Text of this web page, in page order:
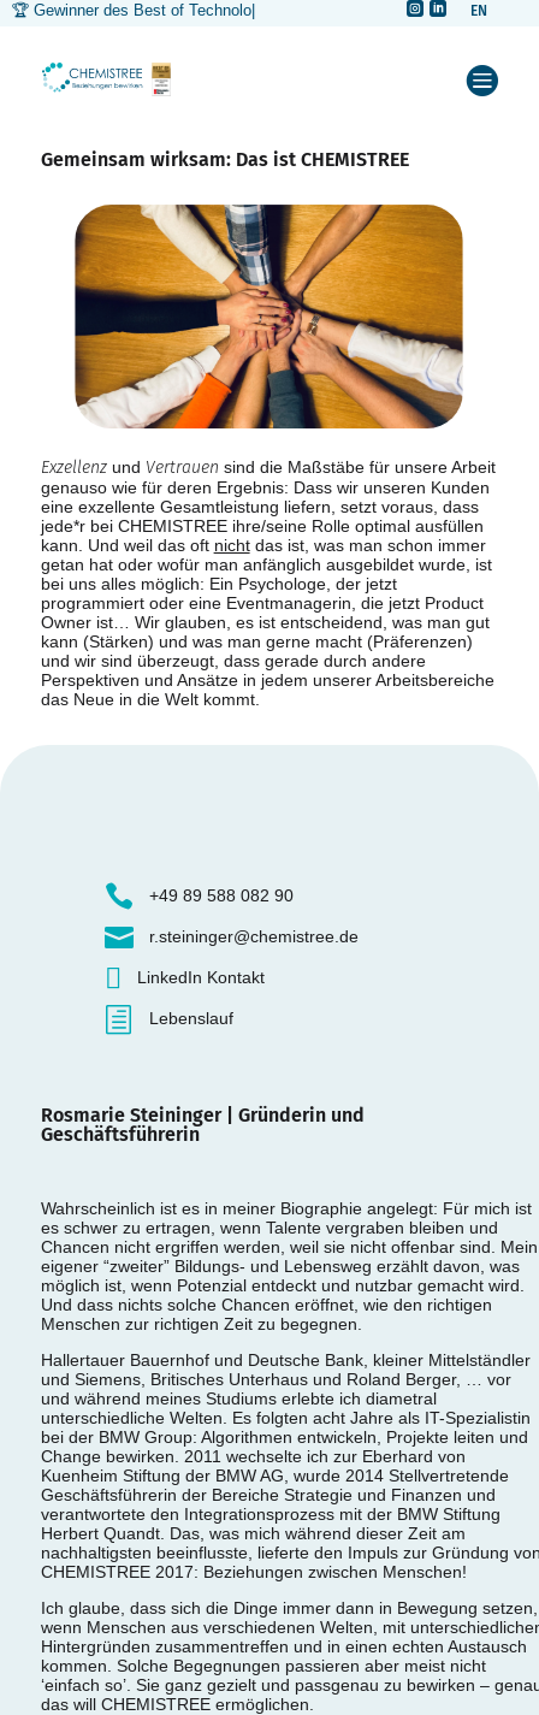
🏆 Gewinner des Best of Technology   EN


Gemeinsam wirksam: Das ist CHEMISTREE
Exzellenzund Vertrauen sind die Maßstäbe für unsere Arbeit
genauso wie für deren Ergebnis: Dass wir unseren Kunden
eine exzellente Gesamtleistung liefern, setzt voraus, dass
jede*r bei CHEMISTREE ihre/seine Rolle optimal ausfüllen
kann. Und weil das oft nichtdas ist, was man schon immer
getan hat oder wofür man anfänglich ausgebildet wurde, ist
bei uns alles möglich: Ein Psychologe, der jetzt
programmiert oder eine Eventmanagerin, die jetzt Product
Owner ist… Wir glauben, es ist entscheidend, was man gut
kann (Stärken) und was man gerne macht (Präferenzen)
und wir sind überzeugt, dass gerade durch andere
Perspektiven und Ansätze in jedem unserer Arbeitsbereiche
das Neue in die Welt kommt.
 ‎ ‎ ‎+49 89 588 082 90
 ‎ ‎ ‎r.steininger@chemistree.de
 ‎ ‎ LinkedIn Kontakt
h ‎ ‎ Lebenslauf
Rosmarie Steininger | Gründerin und
Geschäftsführerin
Wahrscheinlich ist es in meiner Biographie angelegt: Für mich ist
es schwer zu ertragen, wenn Talente vergraben bleiben und
Chancen nicht ergriffen werden, weil sie nicht offenbar sind. Mein
eigener “zweiter” Bildungs- und Lebensweg erzählt davon, was
möglich ist, wenn Potenzial entdeckt und nutzbar gemacht wird.
Und dass nichts solche Chancen eröffnet, wie den richtigen
Menschen zur richtigen Zeit zu begegnen.
Hallertauer Bauernhof und Deutsche Bank, kleiner Mittelständler
und Siemens, Britisches Unterhaus und Roland Berger, … vor
und während meines Studiums erlebte ich diametral
unterschiedliche Welten. Es folgten acht Jahre als IT-Spezialistin
bei der BMW Group: Algorithmen entwickeln, Projekte leiten und
Change bewirken. 2011 wechselte ich zur Eberhard von
Kuenheim Stiftung der BMW AG, wurde 2014 Stellvertretende
Geschäftsführerin der Bereiche Strategie und Finanzen und
verantwortete den Integrationsprozess mit der BMW Stiftung
Herbert Quandt. Das, was mich während dieser Zeit am
nachhaltigsten beeinflusste, lieferte den Impuls zur Gründung
CHEMISTREE 2017: Beziehungen zwischen Menschen!
Ich glaube, dass sich die Dinge immer dann in Bewegung setzen,
wenn Menschen aus verschiedenen Welten, mit
Hintergründen zusammentreffen und in einen echten Austausch
kommen. Solche Begegnungen passieren aber meist nicht
‘einfach so’. Sie ganz gezielt und passgenau zu bewirken –
das will CHEMISTREE ermöglichen.